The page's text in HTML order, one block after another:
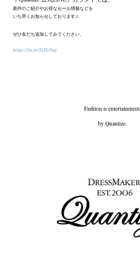
新作のご紹介やお得なセール情報などを
いち早くお知らせしております♫
ぜひ友だち追加してみてください。
https://lin.ee/ZcDs9up
Fashion is entertainment
by Quantize